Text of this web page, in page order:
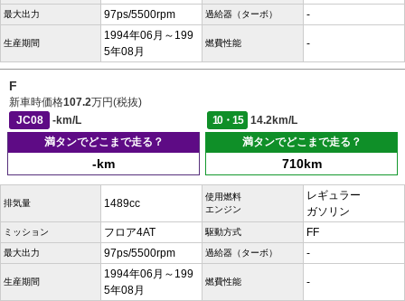
最大出力 97ps/5500rpm 過給器（ターボ） -
生産期間
1994年06月～199
5年08月
燃費性能 -
F
新車時価格107.2万円(税抜)
JC08
-km/L 10・15
14.2km/L
満タンでどこまで走る？
-km
満タンでどこまで走る？
710km
排気量 1489cc
使用燃料
エンジン
レギュラー
ガソリン
ミッション フロア4AT 駆動方式 FF
最大出力 97ps/5500rpm 過給器（ターボ） -
生産期間
1994年06月～199
5年08月
燃費性能 -